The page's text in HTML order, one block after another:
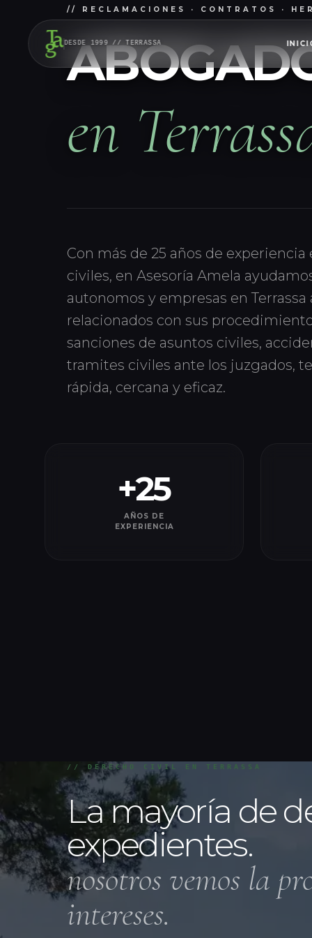
DESDE 1999 // TERRASSA
// CONTRATOS · DESAHUCIOS ·
en
Con más de 25 años de
civiles, en Asesoría Amela
autonomos y empresas en
relacionados con sus
sanciones de asuntos civiles,
tramites civiles ante los juzgados,
rápida, cercana y eficaz.
+25
AÑOS DE
EXPERIENCIA
// DERECHO CIVIL EN TERRASSA
La mayoría de
expedientes.
nosotros vemos la
intereses.